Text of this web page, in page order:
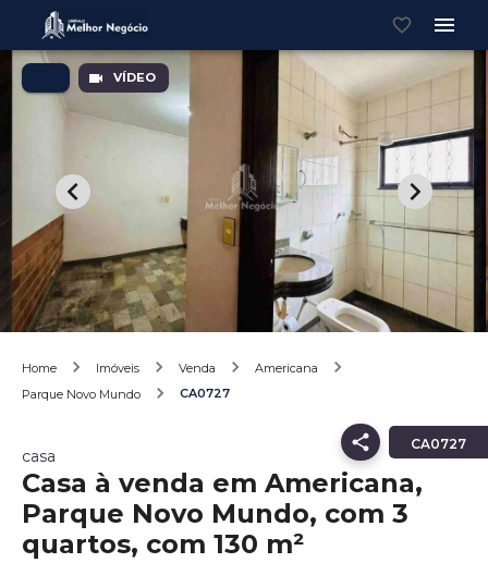
VÍDEO
Home Imóveis Venda
Americana
Parque Novo Mundo
CA0727
CA0727
casa
Casa à venda em Americana,
Parque Novo Mundo, com 3
quartos, com 130 m²